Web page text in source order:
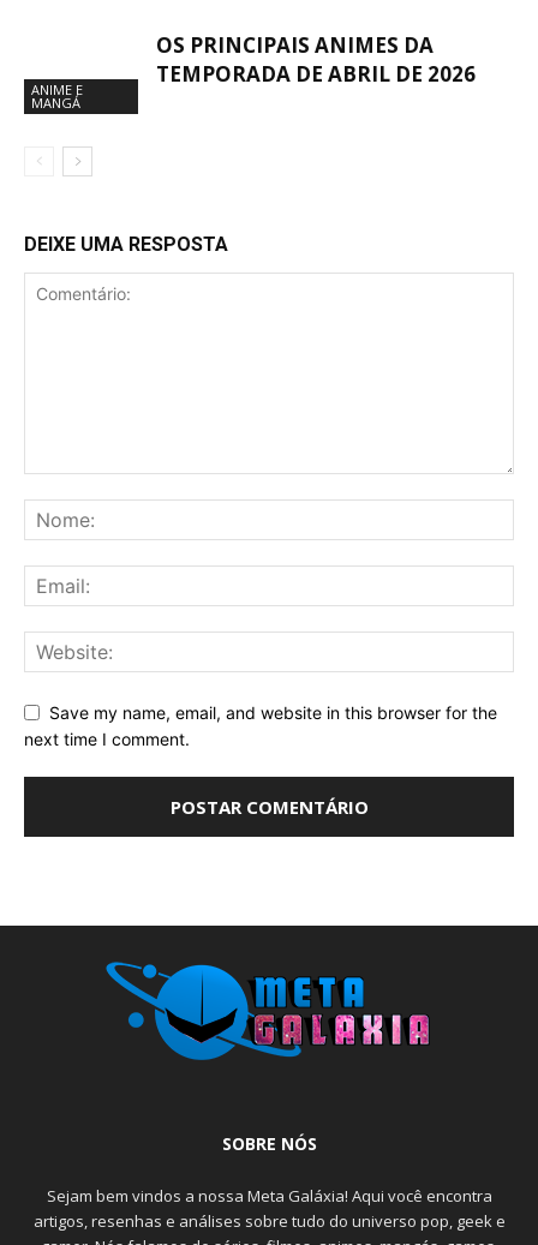
ANIME E
MANGÁ
OS PRINCIPAIS ANIMES DA
TEMPORADA DE ABRIL DE 2026
DEIXE UMA RESPOSTA
Save my name, email, and website in this browser for the
next time I comment.
SOBRE NÓS
Sejam bem vindos a nossa Meta Galáxia! Aqui você encontra
artigos, resenhas e análises sobre tudo do universo pop, geek e